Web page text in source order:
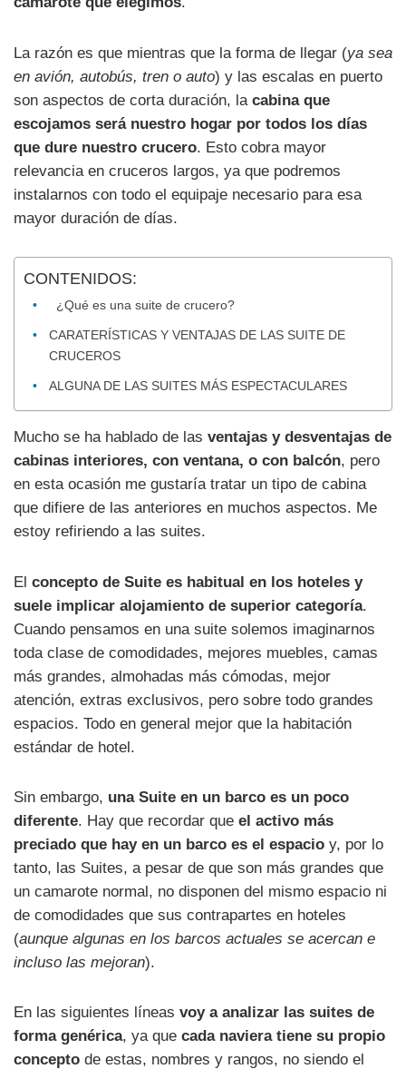
La razón es que mientras que la forma de llegar (ya sea
en avión, autobús, tren o auto) y las escalas en puerto
son aspectos de corta duración, la cabina que
escojamos será nuestro hogar por todos los días
que dure nuestro crucero. Esto cobra mayor
relevancia en cruceros largos, ya que podremos
instalarnos con todo el equipaje necesario para esa
mayor duración de días.
CONTENIDOS:
¿Qué es una suite de crucero?
CARATERÍSTICAS Y VENTAJAS DE LAS SUITE DE
CRUCEROS
ALGUNA DE LAS SUITES MÁS ESPECTACULARES
Mucho se ha hablado de las ventajas y desventajas de
cabinas interiores, con ventana, o con balcón, pero
en esta ocasión me gustaría tratar un tipo de cabina
que difiere de las anteriores en muchos aspectos. Me
estoy refiriendo a las suites.
El concepto de Suite es habitual en los hoteles y
suele implicar alojamiento de superior categoría.
Cuando pensamos en una suite solemos imaginarnos
toda clase de comodidades, mejores muebles, camas
más grandes, almohadas más cómodas, mejor
atención, extras exclusivos, pero sobre todo grandes
espacios. Todo en general mejor que la habitación
estándar de hotel.
Sin embargo, una Suite en un barco es un poco
diferente. Hay que recordar que el activo más
preciado que hay en un barco es el espacio y, por lo
tanto, las Suites, a pesar de que son más grandes que
un camarote normal, no disponen del mismo espacio ni
de comodidades que sus contrapartes en hoteles
(aunque algunas en los barcos actuales se acercan e
incluso las mejoran).
En las siguientes líneas voy a analizar las suites de
forma genérica, ya que cada naviera tiene su propio
concepto de estas, nombres y rangos, no siendo el